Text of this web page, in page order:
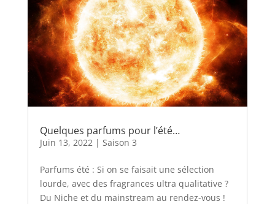
Quelques parfums pour l’été…
Juin 13, 2022 | Saison 3
Parfums été : Si on se faisait une sélection
lourde, avec des fragrances ultra qualitative ?
Du Niche et du mainstream au rendez-vous !